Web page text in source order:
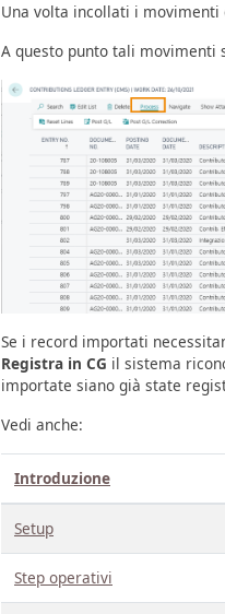
Una volta incollati i
A questo punto tali movimenti
Se i record importati
Registra in CG il sistema
importate siano già state
Vedi anche:
Introduzione
Setup
Step operativi